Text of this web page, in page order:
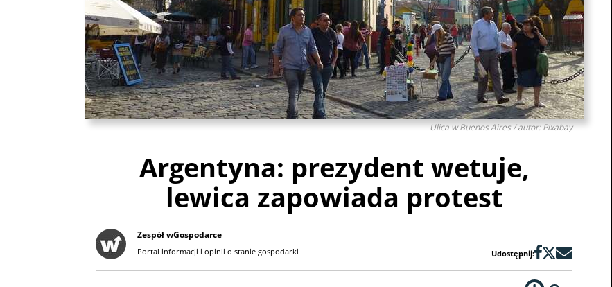
Ulica w Buenos Aires / autor: Pixabay
Argentyna: prezydent wetuje,
lewica zapowiada protest
Zespół wGospodarce
Portal informacji i opinii o stanie gospodarki Udostępnij: